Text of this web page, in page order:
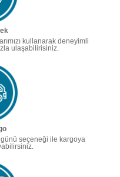
kullanarak deneyimli
ulaşabilirisiniz.
seçeneği ile kargoya